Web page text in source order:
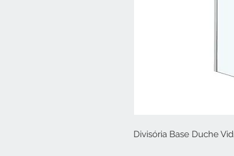
Divisória Base Duche